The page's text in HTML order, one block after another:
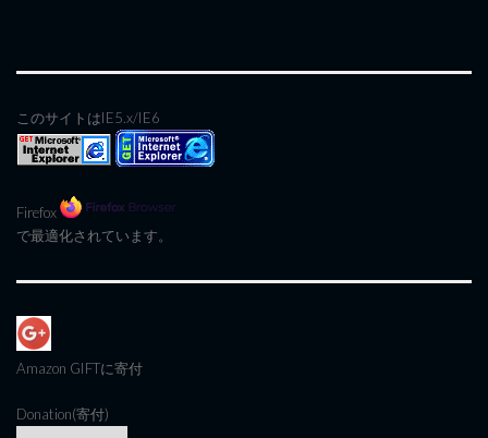
このサイトはIE5.x/IE6
Firefox
で最適化されています。
Amazon GIFTに寄付
Donation(寄付)